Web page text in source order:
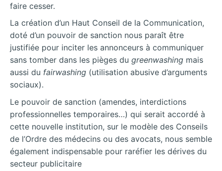
faire cesser.
La création d’un Haut Conseil de la Communication,
doté d’un pouvoir de sanction nous paraît être
justifiée pour inciter les annonceurs à communiquer
sans tomber dans les pièges du greenwashing mais
aussi du fairwashing (utilisation abusive d’arguments
sociaux).
Le pouvoir de sanction (amendes, interdictions
professionnelles temporaires…) qui serait accordé à
cette nouvelle institution, sur le modèle des Conseils
de l’Ordre des médecins ou des avocats, nous semble
également indispensable pour raréfier les dérives du
secteur publicitaire